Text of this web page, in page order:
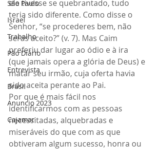
São Paulo
Israel
Trabalho
Pão Diário
Entrevista
Brasil
Anuncio 2023
Cajamar
ele tivesse se quebrantado, tudo
teria sido diferente. Como disse o
Senhor, “se procederes bem, não
serás aceito?” (v. 7). Mas Caim
preferiu dar lugar ao ódio e à ira
(que jamais opera a glória de Deus) e
matar seu irmão, cuja oferta havia
sido aceita perante ao Pai.
Por que é mais fácil nos
identificarmos com as pessoas
necessitadas, alquebradas e
miseráveis do que com as que
obtiveram algum sucesso, honra ou